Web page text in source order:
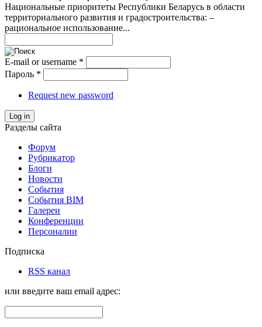
Национальные приоритеты Республики Беларусь в области
территориального развития и градостроительства: –
рациональное использование...
E-mail or username *
Пароль *
Request new password
Log in
Разделы сайта
Форум
Рубрикатор
Блоги
Новости
События
События BIM
Галереи
Конференции
Персоналии
Подписка
RSS канал
или введите ваш email адрес: